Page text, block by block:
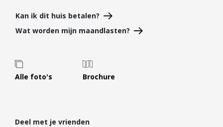
Particulieren
Hypotheekadvies
Hypotheek oversluiten
Financiële check
Kan ik dit huis betalen?
Wat worden mijn maandlasten?
Alle foto's Brochure
Deel met je vrienden